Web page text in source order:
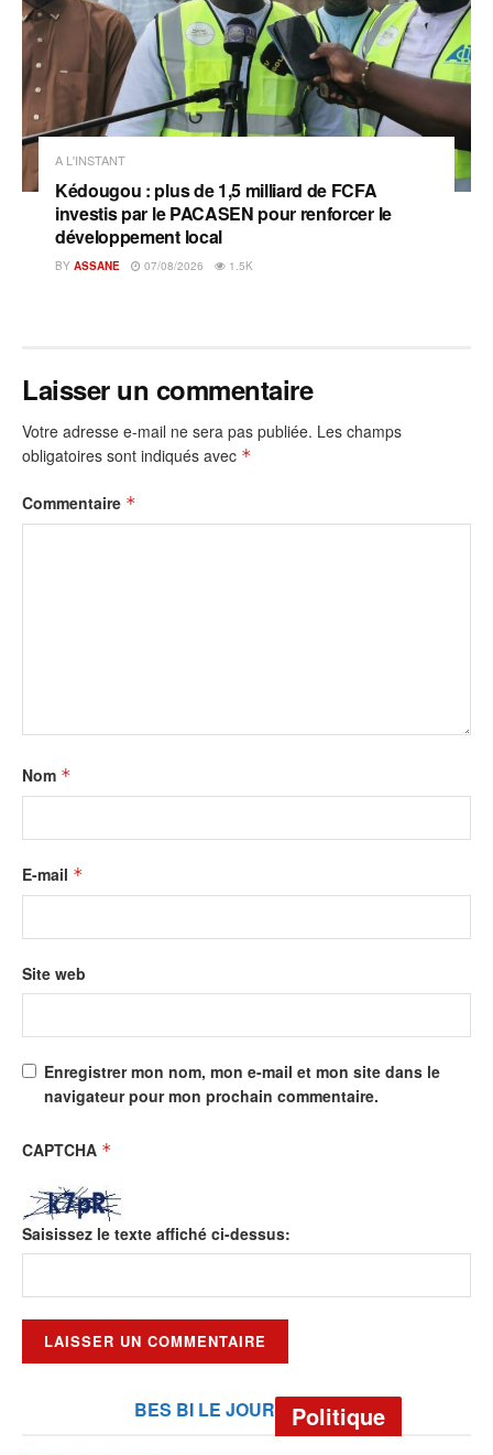
A L'INSTANT
Kédougou : plus de 1,5 milliard de FCFA
investis par le PACASEN pour renforcer le
développement local
BY ASSANE 07/08/2026 1.5K
Laisser un commentaire
Votre adresse e-mail ne sera pas publiée. Les champs
obligatoires sont indiqués avec *
Commentaire *
Nom *
E-mail *
Site web
Enregistrer mon nom, mon e-mail et mon site dans le
navigateur pour mon prochain commentaire.
CAPTCHA *
Saisissez le texte affiché ci-dessus:
BES BI LE JOUR Politique